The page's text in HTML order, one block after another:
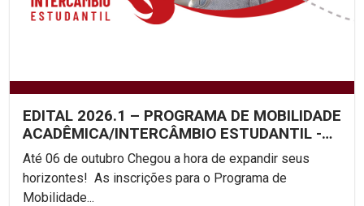
EDITAL 2026.1 – PROGRAMA DE MOBILIDADE
ACADÊMICA/INTERCÂMBIO ESTUDANTIL -
UNICAP
Até 06 de outubro Chegou a hora de expandir seus
horizontes! As inscrições para o Programa de
Mobilidade...